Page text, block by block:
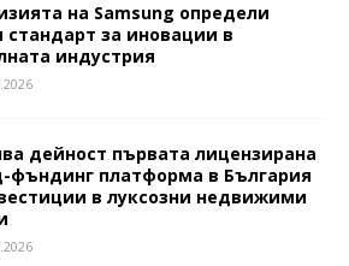
на Samsung определи
стандарт за иновации в
индустрия
дейност първата лицензирана
фъндинг платформа в България
в луксозни недвижими